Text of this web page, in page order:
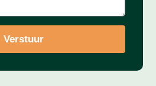
Verstuur